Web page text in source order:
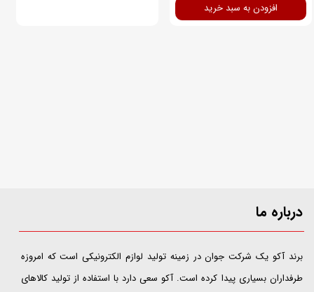
افزودن به سبد خرید
درباره ما
​​​​​​​برند آکو یک شرکت جوان در زمینه تولید لوازم الکترونیکی است که امروزه
طرفداران بسیاری پیدا کرده است. آکو سعی دارد با استفاده از تولید کالاهای